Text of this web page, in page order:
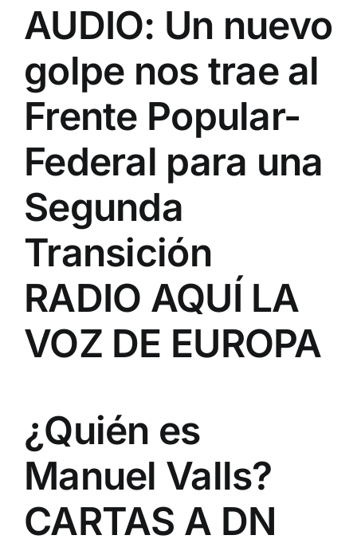
AUDIO: Un nuevo
golpe nos trae al
Frente Popular-
Federal para una
Segunda
Transición
RADIO AQUÍ LA
VOZ DE EUROPA
¿Quién es
Manuel Valls?
CARTAS A DN